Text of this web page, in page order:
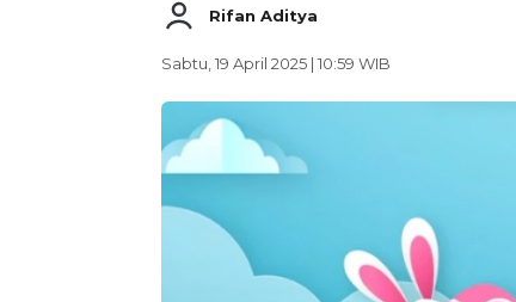
Rifan Aditya
Sabtu, 19 April 2025 | 10:59 WIB